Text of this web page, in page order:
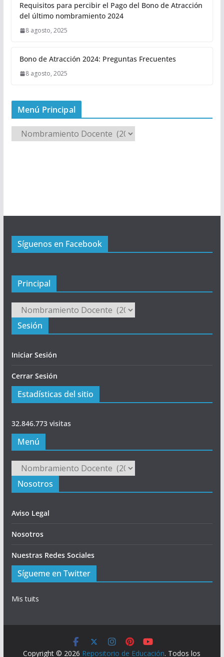
Requisitos para percibir el Pago del Bono de Atracción
del último nombramiento 2024
8 agosto, 2025
Bono de Atracción 2024: Preguntas Frecuentes
8 agosto, 2025
Menú Principal
e
Síguenos en Facebook
Principal
Principal
Sesión
Iniciar Sesión
Cerrar Sesión
Estadísticas del sitio
32.846.773 visitas
Menú
Menú
Nosotros
Aviso Legal
Nosotros
Nuestras Redes Sociales
Sígueme en Twitter
Mis tuits
Copyright © 2026 Repositorio de Educación. Todos los